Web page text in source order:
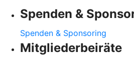
Spenden &
Spenden & Sponsoring
Mitgliederbeiräte